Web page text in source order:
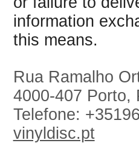
information
this means.
Rua Ramalho
4000-407 Porto,
Telefone:
vinyldisc.pt